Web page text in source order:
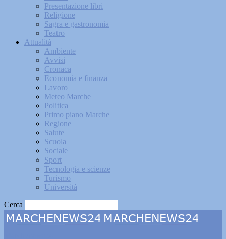
Presentazione libri
Religione
Sagra e gastronomia
Teatro
Attualità
Ambiente
Avvisi
Cronaca
Economia e finanza
Lavoro
Meteo Marche
Politica
Primo piano Marche
Regione
Salute
Scuola
Sociale
Sport
Tecnologia e scienze
Turismo
Università
Cerca